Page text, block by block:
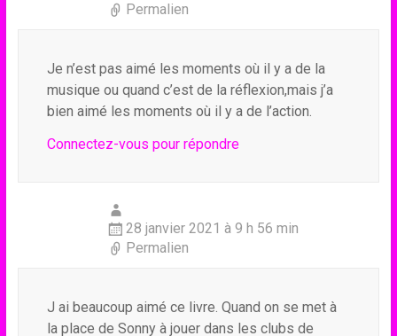
Permalien
Je n’est pas aimé les moments où il y a de la
musique ou quand c’est de la réflexion,mais j’a
bien aimé les moments où il y a de l’action.
Connectez-vous pour répondre
28 janvier 2021 à 9 h 56 min
Permalien
J ai beaucoup aimé ce livre. Quand on se met à
la place de Sonny à jouer dans les clubs de